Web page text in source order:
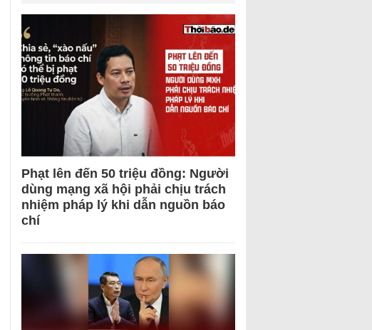
Phạt lên đến 50 triệu đồng: Người
dùng mạng xã hội phải chịu trách
nhiệm pháp lý khi dẫn nguồn báo
chí